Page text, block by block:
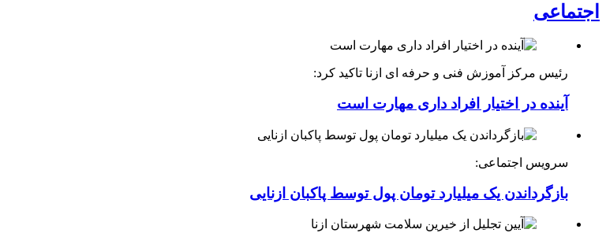
اجتماعی
رئیس مرکز آموزش فنی و حرفه ای ازنا تاکید کرد:
آینده در اختیار افراد داری مهارت است
سرویس اجتماعی:
بازگرداندن یک میلیارد تومان پول توسط پاکبان ازنایی